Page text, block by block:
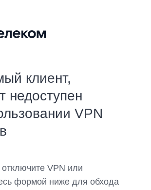
клиент,
недоступен
VPN
VPN или
формой ниже для обхода